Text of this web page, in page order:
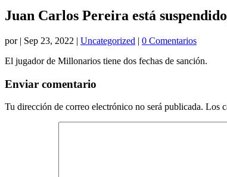
Juan Carlos Pereira está
por | Sep 23, 2022 | Uncategorized | 0 Comentarios
El jugador de Millonarios tiene dos fechas de sanción.
Enviar comentario
Tu dirección de correo electrónico no será publicada. Los